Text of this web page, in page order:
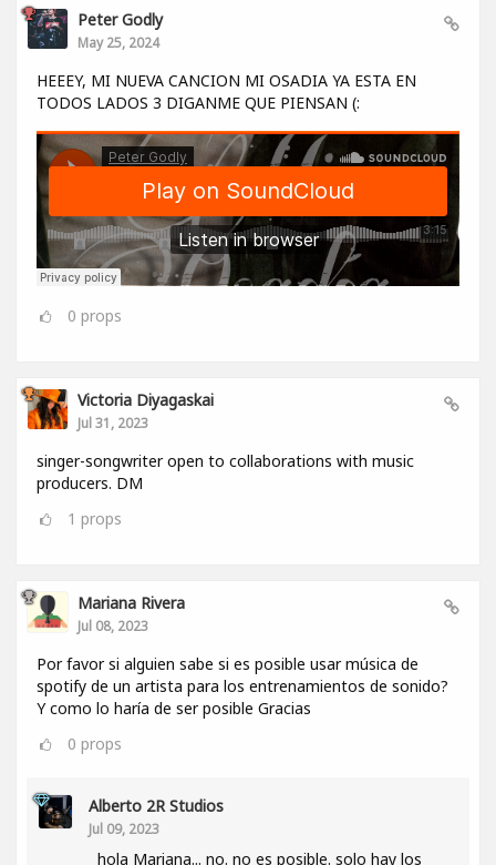
Peter Godly
May 25, 2024
HEEEY, MI NUEVA CANCION MI OSADIA YA ESTA EN
TODOS LADOS 3 DIGANME QUE PIENSAN (:
0 props
Victoria Diyagaskai
Jul 31, 2023
singer-songwriter open to collaborations with music
producers. DM
1 props
Mariana Rivera
Jul 08, 2023
Por favor si alguien sabe si es posible usar música de
spotify de un artista para los entrenamientos de sonido?
Y como lo haría de ser posible Gracias
0 props
Alberto 2R Studios
Jul 09, 2023
hola Mariana... no. no es posible. solo hay los